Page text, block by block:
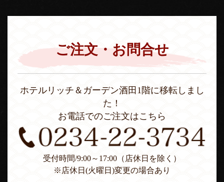
ご注文・お問合せ
ホテルリッチ＆ガーデン酒田1階に移転しまし
た！
お電話でのご注文はこちら
受付時間/9:00～17:00（店休日を除く）
※店休日(火曜日)変更の場合あり